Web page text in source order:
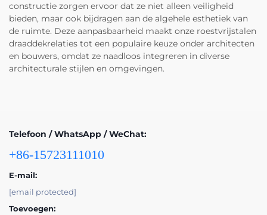
constructie zorgen ervoor dat ze niet alleen veiligheid
bieden, maar ook bijdragen aan de algehele esthetiek van
de ruimte. Deze aanpasbaarheid maakt onze roestvrijstalen
draaddekrelaties tot een populaire keuze onder architecten
en bouwers, omdat ze naadloos integreren in diverse
architecturale stijlen en omgevingen.
Telefoon / WhatsApp / WeChat:
+86-15723111010
E-mail:
[email protected]
Toevoegen: